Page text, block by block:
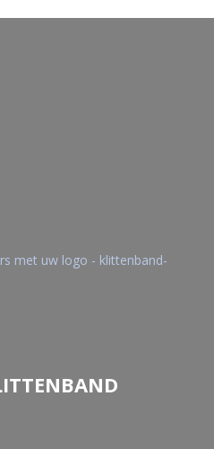
met uw logo - klittenband-